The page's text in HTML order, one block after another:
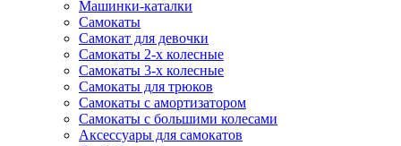
Машинки-каталки
Самокаты
Самокат для девочки
Самокаты 2-х колесные
Самокаты 3-х колесные
Самокаты для трюков
Самокаты с амортизатором
Самокаты с большими колесами
Аксессуары для самокатов